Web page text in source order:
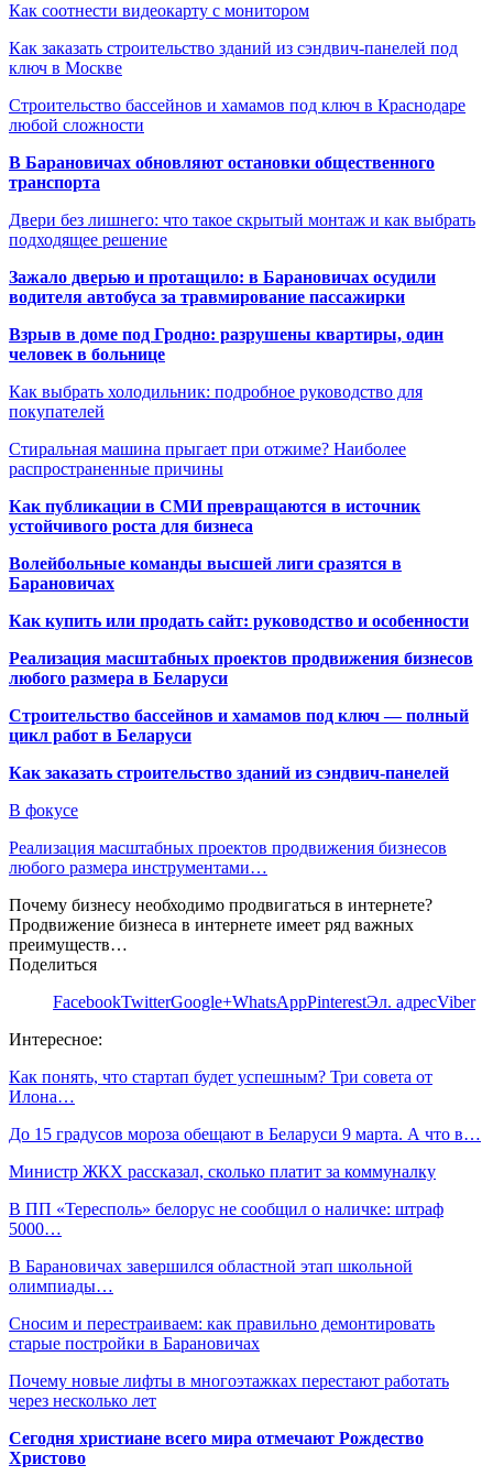
Как соотнести видеокарту с монитором
Как заказать строительство зданий из сэндвич-панелей под
ключ в Москве
Строительство бассейнов и хамамов под ключ в Краснодаре
любой сложности
В Барановичах обновляют остановки общественного
транспорта
Двери без лишнего: что такое скрытый монтаж и как выбрать
подходящее решение
Зажало дверью и протащило: в Барановичах осудили
водителя автобуса за травмирование пассажирки
Взрыв в доме под Гродно: разрушены квартиры, один
человек в больнице
Как выбрать холодильник: подробное руководство для
покупателей
Стиральная машина прыгает при отжиме? Наиболее
распространенные причины
Как публикации в СМИ превращаются в источник
устойчивого роста для бизнеса
Волейбольные команды высшей лиги сразятся в
Барановичах
Как купить или продать сайт: руководство и особенности
Реализация масштабных проектов продвижения бизнесов
любого размера в Беларуси
Строительство бассейнов и хамамов под ключ — полный
цикл работ в Беларуси
Как заказать строительство зданий из сэндвич-панелей
В фокусе
Реализация масштабных проектов продвижения бизнесов
любого размера инструментами…
Почему бизнесу необходимо продвигаться в интернете?
Продвижение бизнеса в интернете имеет ряд важных
преимуществ…
Поделиться
FacebookTwitterGoogle+WhatsAppPinterestЭл. адресViber
Интересное:
Как понять, что стартап будет успешным? Три совета от
Илона…
До 15 градусов мороза обещают в Беларуси 9 марта. А что в…
Министр ЖКХ рассказал, сколько платит за коммуналку
В ПП «Тересполь» белорус не сообщил о наличке: штраф
5000…
В Барановичах завершился областной этап школьной
олимпиады…
Сносим и перестраиваем: как правильно демонтировать
старые постройки в Барановичах
Почему новые лифты в многоэтажках перестают работать
через несколько лет
Сегодня христиане всего мира отмечают Рождество
Христово